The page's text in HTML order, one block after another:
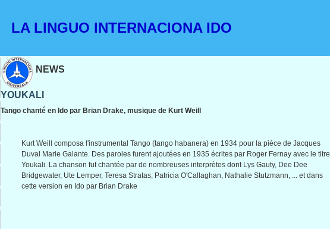
LA LINGUO INTERNACIONA IDO
NEWS
YOUKALI
Tango chanté en Ido par Brian Drake, musique de Kurt Weill
Kurt Weill composa l'instrumental Tango (tango habanera) en 1934 pour la pièce de Jacques
Duval Marie Galante. Des paroles furent ajoutées en 1935 écrites par Roger Fernay avec le titre
Youkali. La chanson fut chantée par de nombreuses interprètes dont Lys Gauty, Dee Dee
Bridgewater, Ute Lemper, Teresa Stratas, Patricia O'Callaghan, Nathalie Stutzmann, ... et dans
cette version en Ido par Brian Drake